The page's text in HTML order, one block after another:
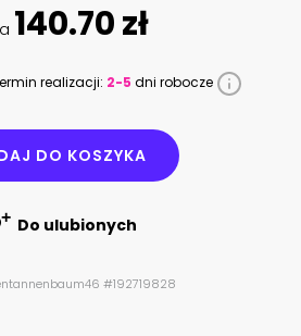
140.70 zł
realizacji: 2-5 dni robocze
DO KOSZYKA
Do ulubionych
#192719828